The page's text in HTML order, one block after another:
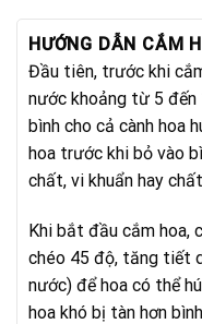
HƯỚNG DẪN CẮM
Đầu tiên, trước khi
nước khoảng từ 5 đến
bình cho cả cành hoa
hoa trước khi bỏ vào
chất, vi khuẩn hay
Khi bắt đầu cắm hoa,
chéo 45 độ, tăng tiết
nước) để hoa có thể
hoa khó bị tàn hơn